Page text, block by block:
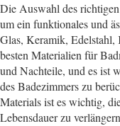
Die Auswahl des
um ein funktionales und
Glas, Keramik,
besten Materialien für
und Nachteile, und es ist
des Badezimmers zu
Materials ist es wichtig,
Lebensdauer zu